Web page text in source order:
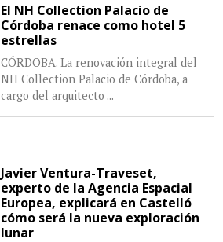
El NH Collection Palacio de
Córdoba renace como hotel 5
estrellas
CÓRDOBA. La renovación integral del
NH Collection Palacio de Córdoba, a
cargo del arquitecto ...
Javier Ventura-Traveset,
experto de la Agencia Espacial
Europea, explicará en Castelló
cómo será la nueva exploración
lunar